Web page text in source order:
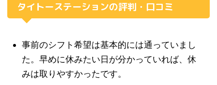
タイトーステーションの評判・口コミ
事前のシフト希望は基本的には通っていまし
た。早めに休みたい日が分かっていれば、休
みは取りやすかったです。